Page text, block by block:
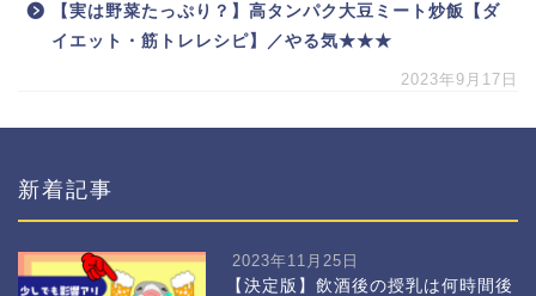
【実は野菜たっぷり？】高タンパク大豆ミート炒飯【ダ
イエット・筋トレレシピ】／やる気★★★
2023年9月17日
新着記事
2023年11月25日
【決定版】飲酒後の授乳は何時間後